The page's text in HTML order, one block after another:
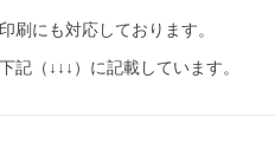
刷にも対応しております。
記（↓↓↓）に記載しています。